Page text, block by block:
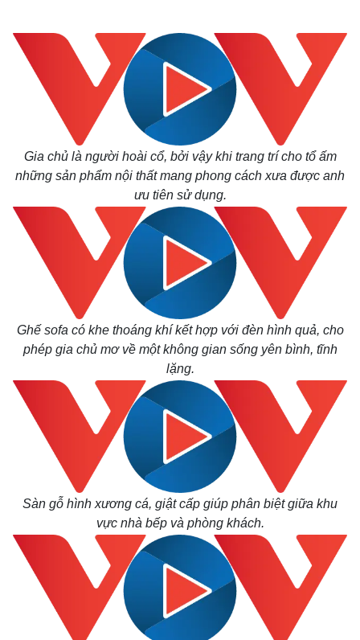
Multimedia
Gia chủ là người hoài cổ, bởi vậy khi trang trí cho tổ ấm
những sản phẩm nội thất mang phong cách xưa được anh
ưu tiên sử dụng.
Ghế sofa có khe thoáng khí kết hợp với đèn hình quả, cho
phép gia chủ mơ về một không gian sống yên bình, tĩnh
lặng.
Sàn gỗ hình xương cá, giật cấp giúp phân biệt giữa khu
vực nhà bếp và phòng khách.